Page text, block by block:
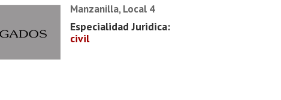
Manzanilla, Local 4
Especialidad Juridica:
civil